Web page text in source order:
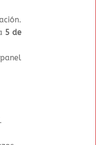
5 de
.